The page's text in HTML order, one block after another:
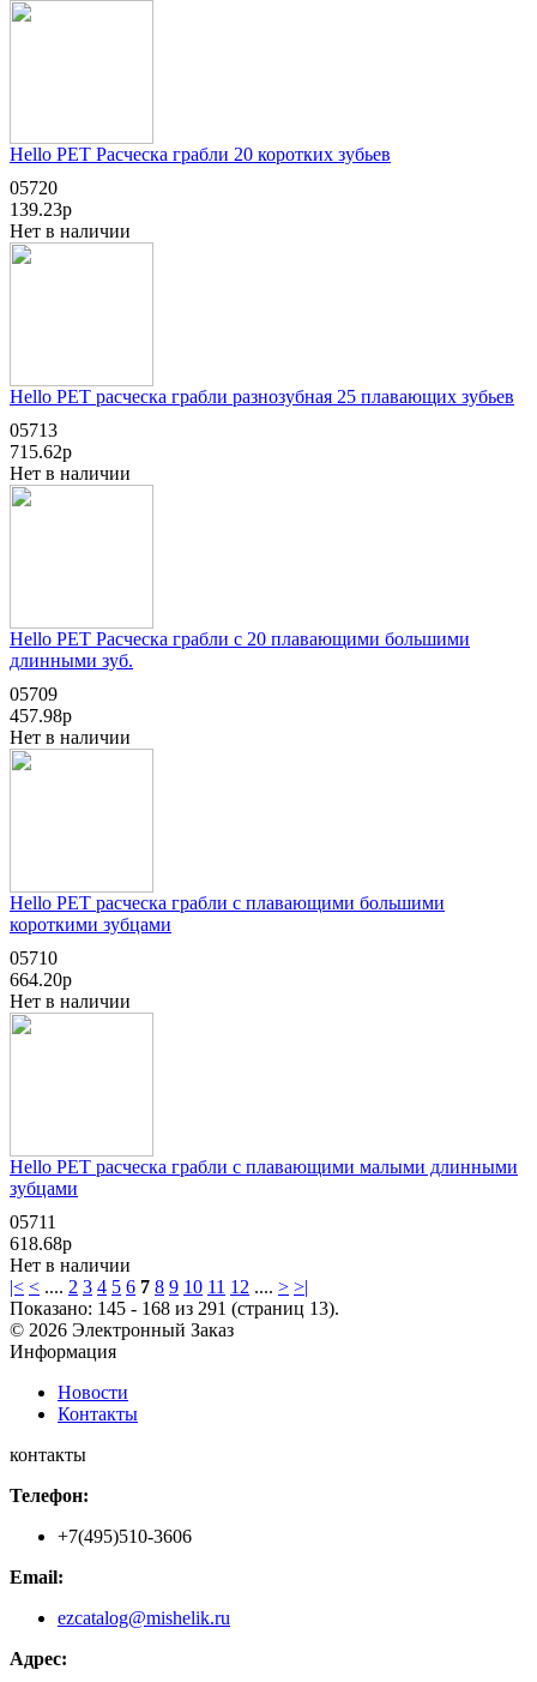
Hello PET Расческа грабли 20 коротких зубьев
05720
139.23р
Нет в наличии
Hello PET расческа грабли разнозубная 25 плавающих зубьев
05713
715.62р
Нет в наличии
Hello PET Расческа грабли с 20 плавающими большими
длинными зуб.
05709
457.98р
Нет в наличии
Hello PET расческа грабли с плавающими большими
короткими зубцами
05710
664.20р
Нет в наличии
Hello PET расческа грабли с плавающими малыми длинными
зубцами
05711
618.68р
Нет в наличии
|< < .... 2 3 4 5 6 7 8 9 10 11 12 .... > >|
Показано: 145 - 168 из 291 (страниц 13).
© 2026 Электронный Заказ
Информация
Новости
Контакты
контакты
Телефон:
+7(495)510-3606
Email:
ezcatalog@mishelik.ru
Адрес: